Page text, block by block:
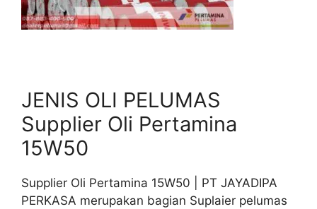
JENIS OLI PELUMAS
Supplier Oli Pertamina
15W50
Supplier Oli Pertamina 15W50 | PT JAYADIPA
PERKASA merupakan bagian Suplaier pelumas